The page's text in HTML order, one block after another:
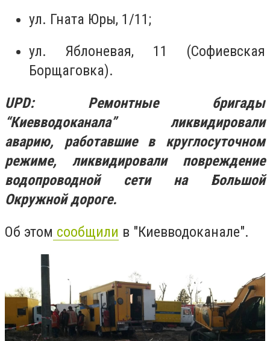
ул. Гната Юры, 1/11;
ул. Яблоневая, 11 (Софиевская
Борщаговка).
UPD: Ремонтные бригады
“Киевводоканала” ликвидировали
аварию, работавшие в круглосуточном
режиме, ликвидировали повреждение
водопроводной сети на Большой
Окружной дороге.
Об этом сообщили в "Киевводоканале".